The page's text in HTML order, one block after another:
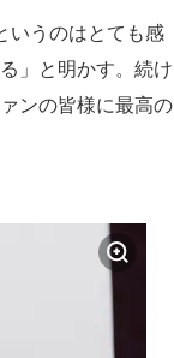
いうのはとても感
」と明かす。続け
ンの皆様に最高の